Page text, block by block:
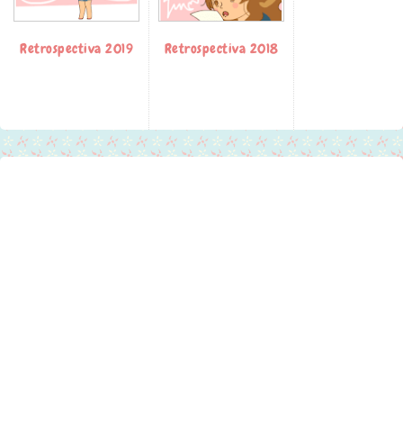
Retrospectiva 2019 Retrospectiva 2018